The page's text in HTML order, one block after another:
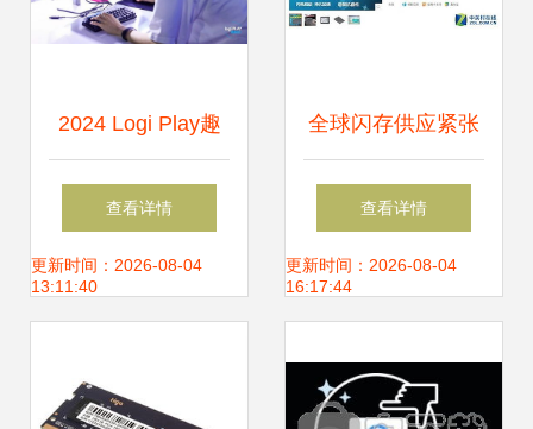
2024 Logi Play趣
玩日 罗技G解锁游
戏装备新境界，与
查看详情
更新时间：2026-08-04
13:11:40
全球闪存供应紧张
新iPhone涨价只是
漫长硬件研发之旅
查看详情
更新时间：2026-08-04
16:17:44